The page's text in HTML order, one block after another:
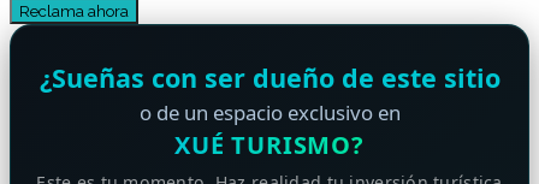
Reclama ahora
¿Sueñas con ser dueño de este sitio
o de un espacio exclusivo en
XUÉ TURISMO?